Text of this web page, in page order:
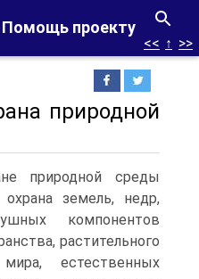
Помощь проекту
<< ↑ >>
природной
природной среды
охрана земель, недр,
компонентов
растительного
естественных